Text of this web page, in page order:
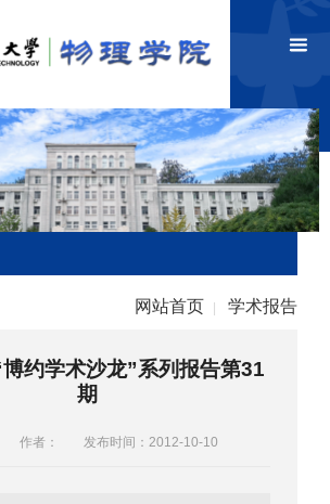
网站首页 学术报告
约学术沙龙”系列报告第31
期
作者： 发布时间：2012-10-10